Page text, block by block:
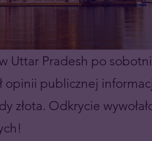
Uttar Pradesh po
publicznej
złota. Odkrycie